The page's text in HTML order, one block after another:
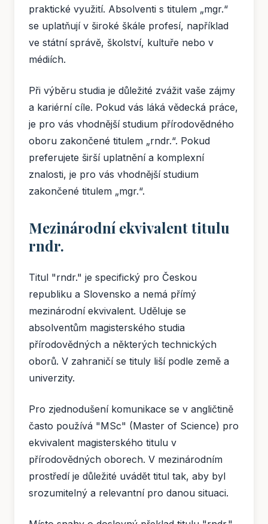
praktické využití. Absolventi s titulem „mgr.“
se uplatňují v široké škále profesí, například
ve státní správě, školství, kultuře nebo v
médiích.
Při výběru studia je důležité zvážit vaše zájmy
a kariérní cíle. Pokud vás láká vědecká práce,
je pro vás vhodnější studium přírodovědného
oboru zakončené titulem „rndr.“. Pokud
preferujete širší uplatnění a komplexní
znalosti, je pro vás vhodnější studium
zakončené titulem „mgr.“.
Mezinárodní ekvivalent titulu
rndr.
Titul "rndr." je specifický pro Českou
republiku a Slovensko a nemá přímý
mezinárodní ekvivalent. Uděluje se
absolventům magisterského studia
přírodovědných a některých technických
oborů. V zahraničí se tituly liší podle země a
univerzity.
Pro zjednodušení komunikace se v angličtině
často používá "MSc" (Master of Science) pro
ekvivalent magisterského titulu v
přírodovědných oborech. V mezinárodním
prostředí je důležité uvádět titul tak, aby byl
srozumitelný a relevantní pro danou situaci.